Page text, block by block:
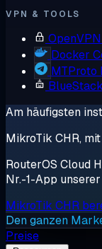
VPN & TOOLS
Docker
MTProto
Am häufigsten
MikroTik CHR,
RouterOS Cloud
Nr.-1-App
MikroTik CHR
Den ganzen
Preise